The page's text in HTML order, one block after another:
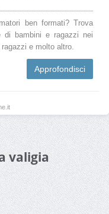
ben formati? Trova
di bambini e ragazzi nei
e molto altro.
Approfondisci
valigia